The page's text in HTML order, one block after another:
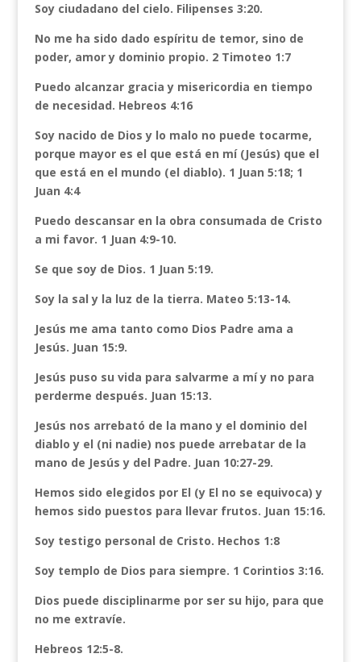
Soy ciudadano del cielo. Filipenses 3:20.
No me ha sido dado espíritu de temor, sino de
poder, amor y dominio propio. 2 Timoteo 1:7
Puedo alcanzar gracia y misericordia en tiempo
de necesidad. Hebreos 4:16
Soy nacido de Dios y lo malo no puede tocarme,
porque mayor es el que está en mí (Jesús) que el
que está en el mundo (el diablo). 1 Juan 5:18; 1
Juan 4:4
Puedo descansar en la obra consumada de Cristo
a mi favor. 1 Juan 4:9-10.
Se que soy de Dios. 1 Juan 5:19.
Soy la sal y la luz de la tierra. Mateo 5:13-14.
Jesús me ama tanto como Dios Padre ama a
Jesús. Juan 15:9.
Jesús puso su vida para salvarme a mí y no para
perderme después. Juan 15:13.
Jesús nos arrebató de la mano y el dominio del
diablo y el (ni nadie) nos puede arrebatar de la
mano de Jesús y del Padre. Juan 10:27-29.
Hemos sido elegidos por El (y El no se equivoca) y
hemos sido puestos para llevar frutos. Juan 15:16.
Soy testigo personal de Cristo. Hechos 1:8
Soy templo de Dios para siempre. 1 Corintios 3:16.
Dios puede disciplinarme por ser su hijo, para que
no me extravíe.
Hebreos 12:5-8.